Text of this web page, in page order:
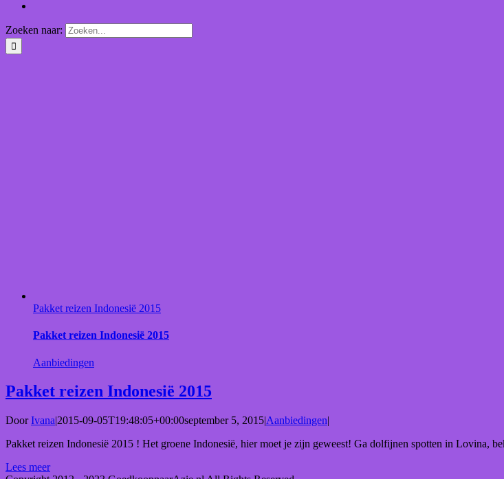
Zoeken naar:
Pakket reizen Indonesië 2015
Pakket reizen Indonesië 2015
Aanbiedingen
Pakket reizen Indonesië 2015
DoorIvana|2015-09-05T19:48:05+00:00september 5, 2015|Aanbiedingen|
Pakket reizen Indonesië 2015 ! Het groene Indonesië, hier moet je zijn geweest! Ga dolfijnen spotten in Lovina,
Lees meer